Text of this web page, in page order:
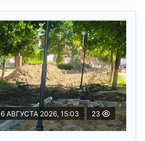
6 АВГУСТА 2026, 15:03 23